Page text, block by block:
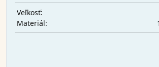
Veľkosť:
Materiál: